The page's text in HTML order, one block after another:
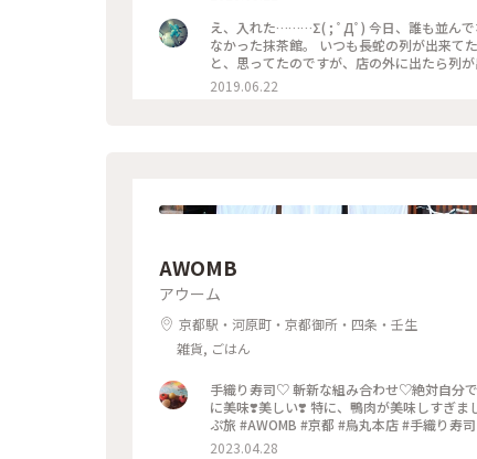
え、入れた………Σ( ; ﾟДﾟ) 今日、誰も並んでなかった。。。 流行る前に、中学からの
なかった抹茶館。 いつも長蛇の列が出来て
と、思ってたのですが、店の外に出たら列が出来てました
ミスのセット😋🍴💕 上の粉(？)が、ほうじ
けだと、あんな粉っぽくないと思うけど🤔 まぁ！美味しかった
2019.06.22
AWOMB
アウーム
京都駅・河原町・京都御所・四条・壬生
雑貨, ごはん
手織り寿司♡ 斬新な組み合わせ♡絶対自分
に美味❣️美しい❣️ 特に、鴨肉が美味しすぎ
ぷ旅 #AWOMB #京都 #烏丸本店 #手織り寿司
2023.04.28